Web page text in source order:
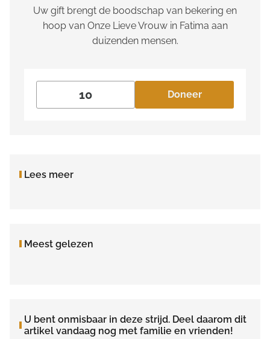
Uw gift brengt de boodschap van bekering en
hoop van Onze Lieve Vrouw in Fatima aan
duizenden mensen.
Doneer
Lees meer
Meest gelezen
U bent onmisbaar in deze strijd. Deel daarom dit
artikel vandaag nog met familie en vrienden!